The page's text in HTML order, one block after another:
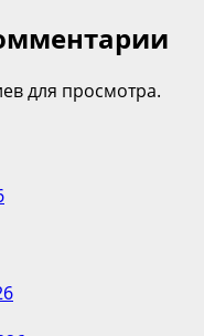
для просмотра.